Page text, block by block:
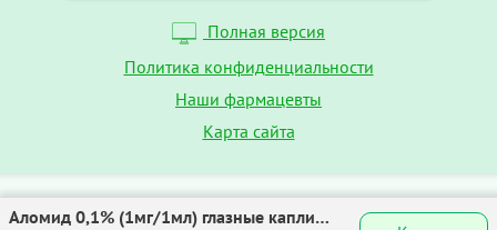
Аломид 0,1% (1мг/1мл) глазные капли
Полная версия
Политика конфиденциальности
Наши фармацевты
Карта сайта